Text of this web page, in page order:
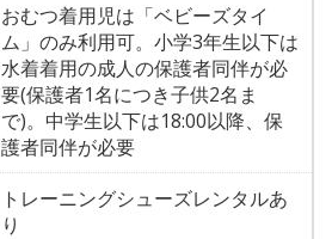
おむつ着用児は「ベビーズタイ
ム」のみ利用可。小学3年生以下は
水着着用の成人の保護者同伴が必
要(保護者1名につき子供2名ま
で)。中学生以下は18:00以降、保
護者同伴が必要
トレーニングシューズレンタルあ
り